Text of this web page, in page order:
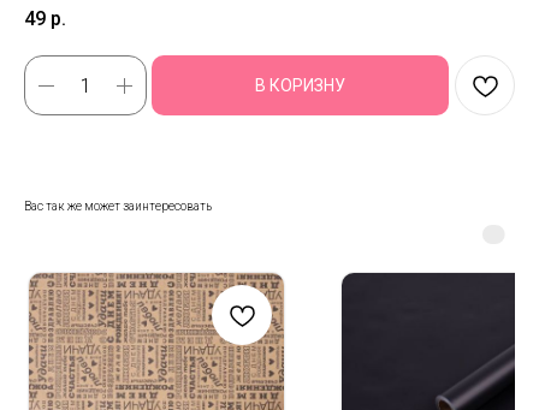
49 р.
В КОРИЗНУ
Вас так же может заинтересовать